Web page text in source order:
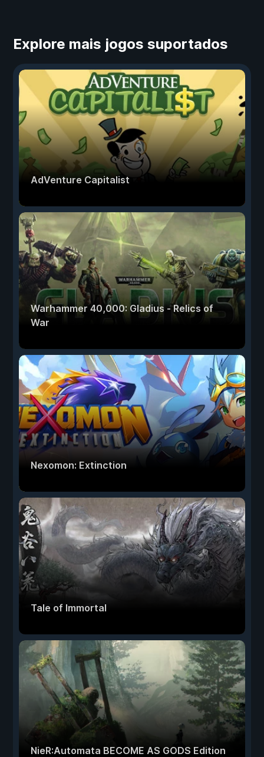
Explore mais jogos suportados
AdVenture Capitalist
Warhammer 40,000: Gladius - Relics of
War
Nexomon: Extinction
Tale of Immortal
NieR:Automata BECOME AS GODS Edition